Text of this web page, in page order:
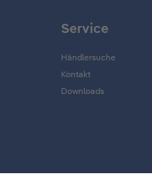
Service
Händlersuche
Kontakt
Downloads